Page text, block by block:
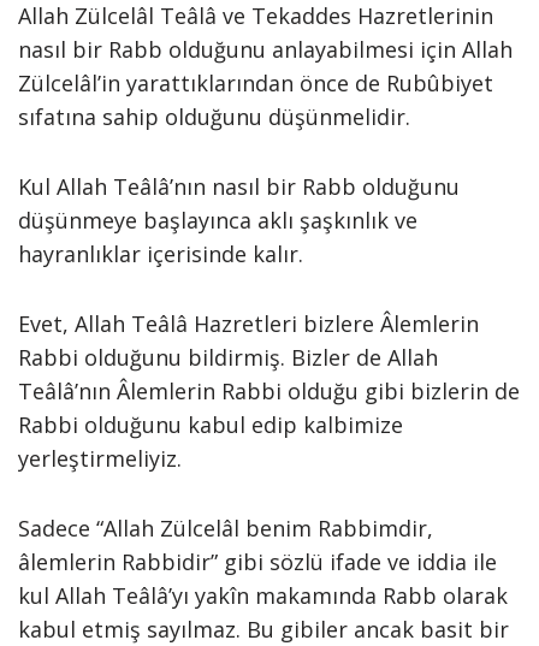
Allah Zülcelâl Teâlâ ve Tekaddes Hazretlerinin
nasıl bir Rabb olduğunu anlayabilmesi için Allah
Zülcelâl’in yarattıklarından önce de Rubûbiyet
sıfatına sahip olduğunu düşünmelidir.
Kul Allah Teâlâ’nın nasıl bir Rabb olduğunu
düşünmeye başlayınca aklı şaşkınlık ve
hayranlıklar içerisinde kalır.
Evet, Allah Teâlâ Hazretleri bizlere Âlemlerin
Rabbi olduğunu bildirmiş. Bizler de Allah
Teâlâ’nın Âlemlerin Rabbi olduğu gibi bizlerin de
Rabbi olduğunu kabul edip kalbimize
yerleştirmeliyiz.
Sadece “Allah Zülcelâl benim Rabbimdir,
âlemlerin Rabbidir” gibi sözlü ifade ve iddia ile
kul Allah Teâlâ’yı yakîn makamında Rabb olarak
kabul etmiş sayılmaz. Bu gibiler ancak basit bir